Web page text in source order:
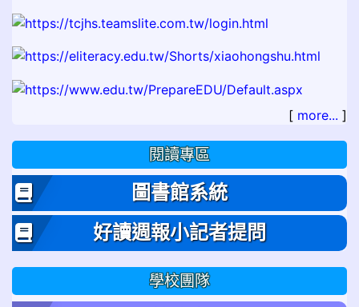
[ more... ]
閱讀專區
圖書館系統
好讀週報小記者提問
學校團隊